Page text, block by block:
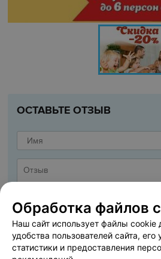
ОСТАВЬТЕ ОТЗЫВ
Обработка файлов
Наш сайт использует файлы cookie
удобства пользователей сайта,
статистики и предоставления